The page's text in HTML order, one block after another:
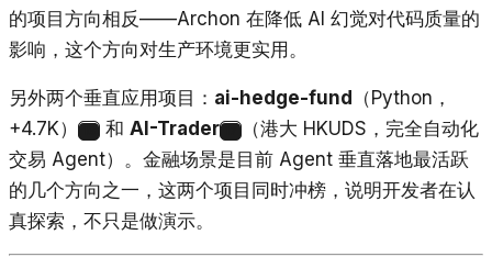
的项目方向相反——Archon 在降低 AI 幻觉对代码质量的
影响，这个方向对生产环境更实用。
另外两个垂直应用项目： ai-hedge-fund （Python，
+4.7K）
和 AI-Trader
（港大 HKUDS，完全自动化
交易 Agent）。金融场景是目前 Agent 垂直落地最活跃
的几个方向之一，这两个项目同时冲榜，说明开发者在认
真探索，不只是做演示。